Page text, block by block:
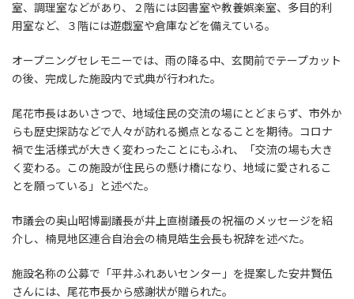
室、調理室などがあり、２階には図書室や教養娯楽室、多目的利
用室など、３階には遊戯室や倉庫などを備えている。
オープニングセレモニーでは、雨の降る中、玄関前でテープカット
の後、完成した施設内で式典が行われた。
尾花市長はあいさつで、地域住民の交流の場にとどまらず、市外か
らも歴史探訪などで人々が訪れる拠点となることを期待。コロナ
禍で生活様式が大きく変わったことにもふれ、「交流の場も大き
く変わる。この施設が住民らの懸け橋になり、地域に愛されるこ
とを願っている」と述べた。
市議会の奥山昭博副議長が井上直樹議長の祝福のメッセージを紹
介し、楠見地区連合自治会の楠見皓生会長も祝辞を述べた。
施設名称の公募で「平井ふれあいセンター」を提案した安井賢伍
さんには、尾花市長から感謝状が贈られた。